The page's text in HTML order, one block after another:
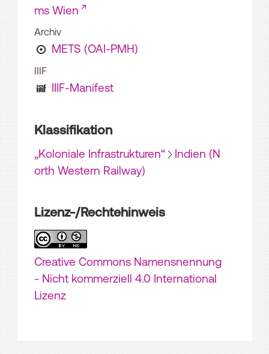
ms Wien
Archiv
METS (OAI-PMH)
IIIF
IIIF-Manifest
Klassifikation
„Koloniale Infrastrukturen“
Indien (N
orth Western Railway)
Lizenz-/Rechtehinweis
Creative Commons Namensnennung
- Nicht kommerziell 4.0 International
Lizenz